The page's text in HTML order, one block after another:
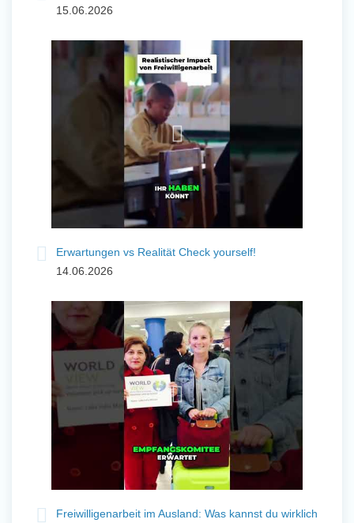
15.06.2026
Erwartungen vs Realität Check yourself!
14.06.2026
Freiwilligenarbeit im Ausland: Was kannst du wirklich